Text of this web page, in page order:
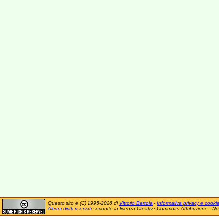
Questo sito è (C) 1995-2026 di Vittorio Bertola - Informativa privacy e cookie
Alcuni diritti riservatisecondo la licenza Creative Commons Attribuzione -